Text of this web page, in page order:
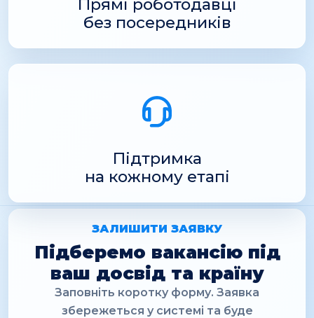
Прямі роботодавці
без посередників
Підтримка
на кожному етапі
ЗАЛИШИТИ ЗАЯВКУ
Підберемо вакансію під
ваш досвід та країну
Заповніть коротку форму. Заявка
збережеться у системі та буде